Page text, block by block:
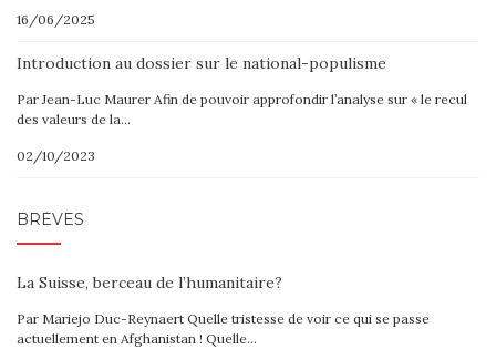
16/06/2025
Introduction au dossier sur le national-populisme
Par Jean-Luc Maurer Afin de pouvoir approfondir l’analyse sur « le recul
des valeurs de la…
02/10/2023
BRÈVES
La Suisse, berceau de l’humanitaire?
Par Mariejo Duc-Reynaert Quelle tristesse de voir ce qui se passe
actuellement en Afghanistan ! Quelle…